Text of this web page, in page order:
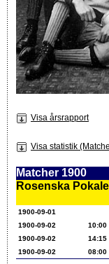
Visa årsrapport
Visa statistik
Matcher 1900
Rosenska
1900-09-01
1900-09-02
10:00
1900-09-02
14:15
1900-09-02
08:00